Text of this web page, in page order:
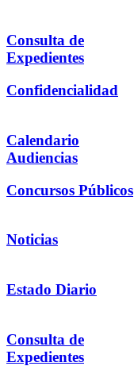
Consulta de
Expedientes
Confidencialidad
Calendario
Audiencias
Concursos Públicos
Noticias
Estado Diario
Consulta de
Expedientes